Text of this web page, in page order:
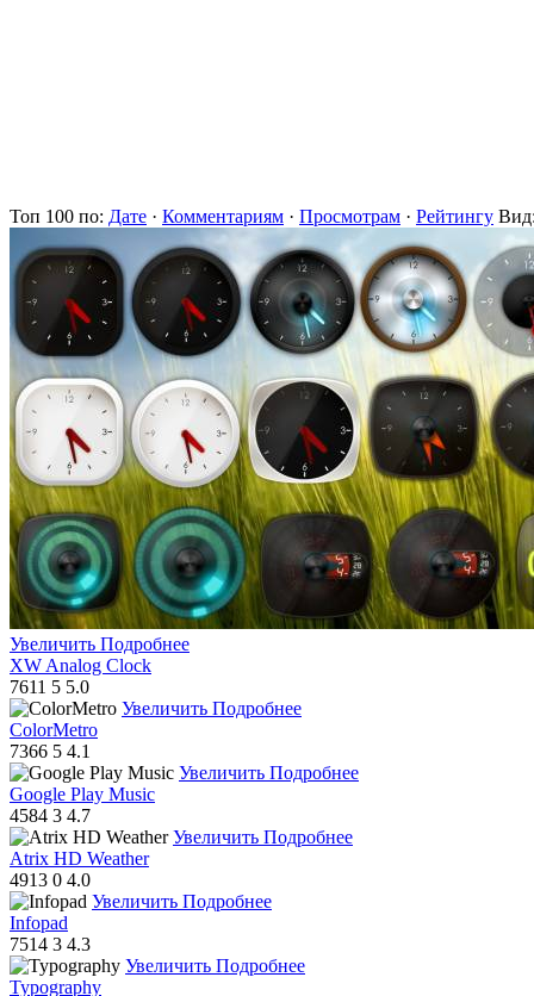
Toп 100 по: Дате · Комментариям · Просмотрам · Рейтингу
Увеличить Подробнее
XW Analog Clock
7611 5 5.0
Увеличить Подробнее
ColorMetro
7366 5 4.1
Увеличить Подробнее
Google Play Music
4584 3 4.7
Увеличить Подробнее
Atrix HD Weather
4913 0 4.0
Увеличить Подробнее
Infopad
7514 3 4.3
Увеличить Подробнее
Typography